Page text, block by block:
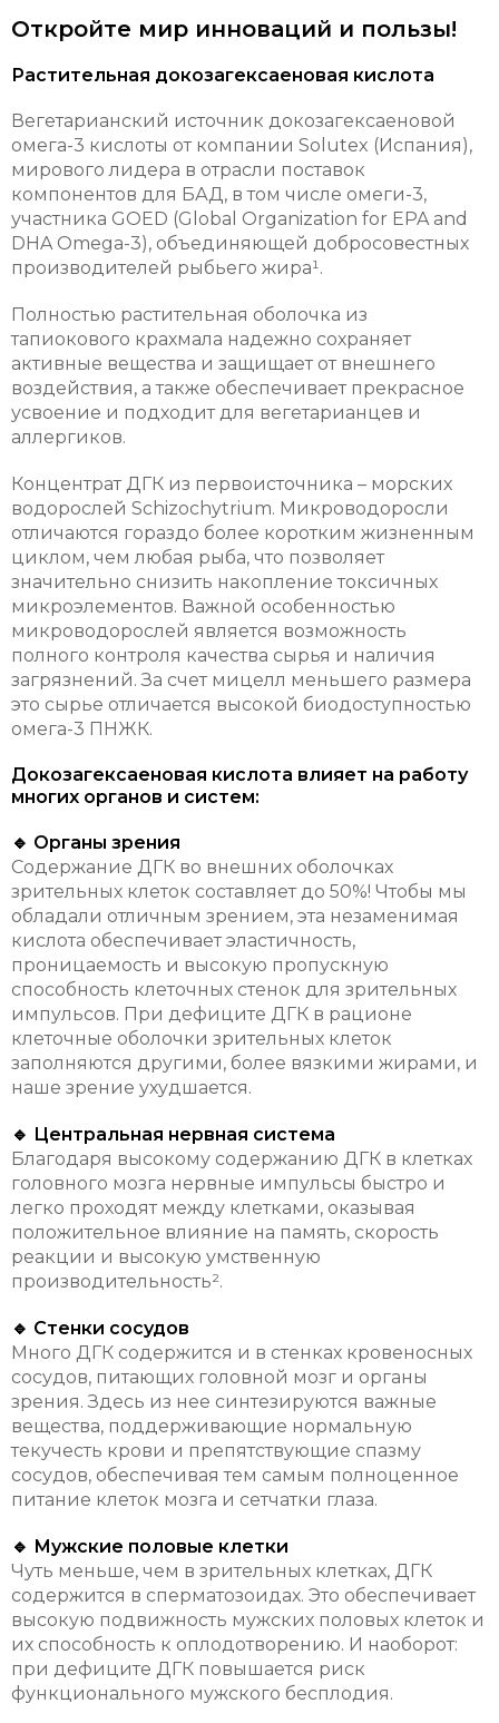
Откройте мир инноваций и пользы!
Растительная докозагексаеновая кислота
Вегетарианский источник докозагексаеновой
омега-3 кислоты от компании Solutex (Испания),
мирового лидера в отрасли поставок
компонентов для БАД, в том числе омеги-3,
участника GOED (Global Organization for EPA and
DHA Omega-3), объединяющей добросовестных
производителей рыбьего жира¹.
Полностью растительная оболочка из
тапиокового крахмала надежно сохраняет
активные вещества и защищает от внешнего
воздействия, а также обеспечивает прекрасное
усвоение и подходит для вегетарианцев и
аллергиков.
Концентрат ДГК из первоисточника – морских
водорослей Schizochytrium. Микроводоросли
отличаются гораздо более коротким жизненным
циклом, чем любая рыба, что позволяет
значительно снизить накопление токсичных
микроэлементов. Важной особенностью
микроводорослей является возможность
полного контроля качества сырья и наличия
загрязнений. За счет мицелл меньшего размера
это сырье отличается высокой биодоступностью
омега-3 ПНЖК.
Докозагексаеновая кислота влияет на работу
многих органов и систем:
🔹 Органы зрения
Содержание ДГК во внешних оболочках
зрительных клеток составляет до 50%! Чтобы мы
обладали отличным зрением, эта незаменимая
кислота обеспечивает эластичность,
проницаемость и высокую пропускную
способность клеточных стенок для зрительных
импульсов. При дефиците ДГК в рационе
клеточные оболочки зрительных клеток
заполняются другими, более вязкими жирами, и
наше зрение ухудшается.
🔹 Центральная нервная система
Благодаря высокому содержанию ДГК в клетках
головного мозга нервные импульсы быстро и
легко проходят между клетками, оказывая
положительное влияние на память, скорость
реакции и высокую умственную
производительность².
🔹 Стенки сосудов
Много ДГК содержится и в стенках кровеносных
сосудов, питающих головной мозг и органы
зрения. Здесь из нее синтезируются важные
вещества, поддерживающие нормальную
текучесть крови и препятствующие спазму
сосудов, обеспечивая тем самым полноценное
питание клеток мозга и сетчатки глаза.
🔹 Мужские половые клетки
Чуть меньше, чем в зрительных клетках, ДГК
содержится в сперматозоидах. Это обеспечивает
высокую подвижность мужских половых клеток и
их способность к оплодотворению. И наоборот:
при дефиците ДГК повышается риск
функционального мужского бесплодия.